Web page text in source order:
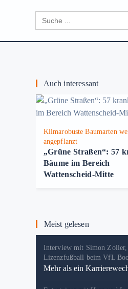
Search
for:
Auch interessant
Klimarobuste Baumarten
angepflanzt
„Grüne Straßen“: 57
Bäume im Bereich
Wattenscheid-Mitte
Meist gelesen
Interview mit Simon
Lizenzfußball beim VfL
Mehr als ein